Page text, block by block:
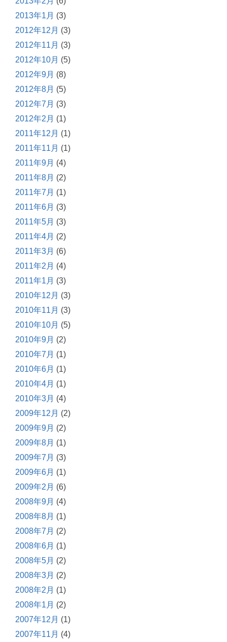
2013年1月 (3)
2012年12月 (3)
2012年11月 (3)
2012年10月 (5)
2012年9月 (8)
2012年8月 (5)
2012年7月 (3)
2012年2月 (1)
2011年12月 (1)
2011年11月 (1)
2011年9月 (4)
2011年8月 (2)
2011年7月 (1)
2011年6月 (3)
2011年5月 (3)
2011年4月 (2)
2011年3月 (6)
2011年2月 (4)
2011年1月 (3)
2010年12月 (3)
2010年11月 (3)
2010年10月 (5)
2010年9月 (2)
2010年7月 (1)
2010年6月 (1)
2010年4月 (1)
2010年3月 (4)
2009年12月 (2)
2009年9月 (2)
2009年8月 (1)
2009年7月 (3)
2009年6月 (1)
2009年2月 (6)
2008年9月 (4)
2008年8月 (1)
2008年7月 (2)
2008年6月 (1)
2008年5月 (2)
2008年3月 (2)
2008年2月 (1)
2008年1月 (2)
2007年12月 (1)
2007年11月 (4)